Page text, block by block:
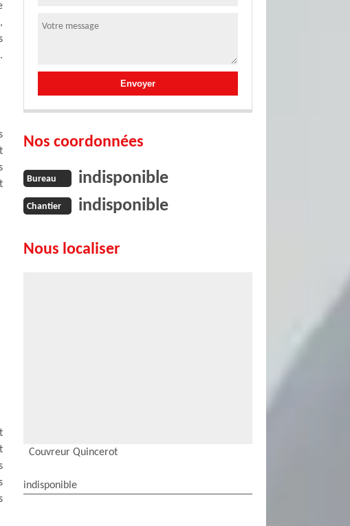
Nos coordonnées
Bureau indisponible
Chantier indisponible
Nous localiser
Couvreur Quincerot
indisponible